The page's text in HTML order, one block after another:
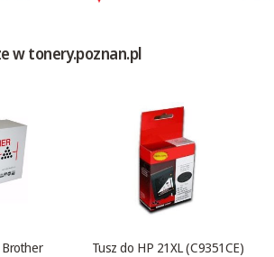
w tonery.poznan.pl
Brother
Tusz do HP 21XL (C9351CE)